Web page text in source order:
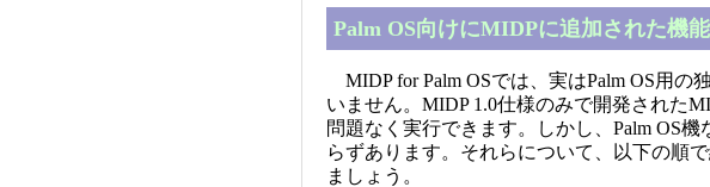
Palm OS向けにMIDPに追加された機能
MIDP for Palm OSでは、実はPalm OS用の
いません。MIDP 1.0仕様のみで開発された
問題なく実行できます。しかし、Palm OS
らずあります。それらについて、以下の順
ましょう。